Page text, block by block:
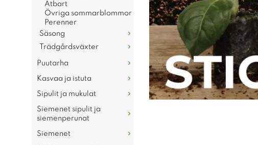
Ätbart
Övriga sommarblommor
Perenner
Säsong
Trädgårdsväxter
Puutarha
Kasvaa ja istuta
Sipulit ja mukulat
Siemenet sipulit ja
siemenperunat
Siemenet